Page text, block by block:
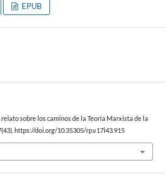
EPUB
sobre los caminos de la Teoría Marxista de la
(43). https://doi.org/10.35305/rp.v17i43.915